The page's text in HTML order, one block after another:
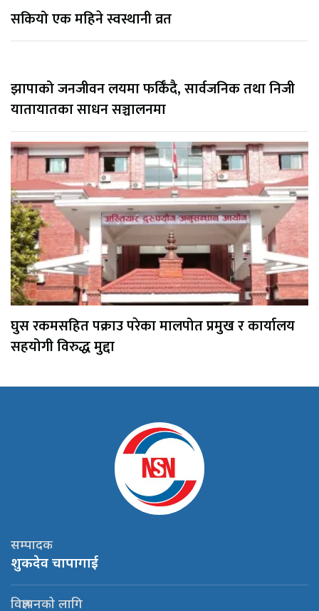
सकियो एक महिने स्वस्थानी व्रत
झापाको जनजीवन लयमा फर्किँदै, सार्वजनिक तथा निजी
यातायातका साधन सञ्चालनमा
घुस रकमसहित पक्राउ परेका मालपोत प्रमुख र कार्यालय
सहयोगी विरुद्ध मुद्दा
सम्पादक
शुकदेव चापागाई
विज्ञापनको लागि